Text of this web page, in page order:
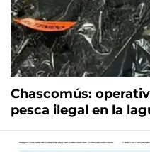
Chascomús:
pesca ilegal en la